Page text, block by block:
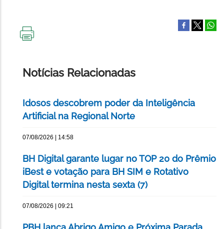
Notícias Relacionadas
Idosos descobrem poder da Inteligência
Artificial na Regional Norte
07/08/2026 | 14:58
BH Digital garante lugar no TOP 20 do Prêmio
iBest e votação para BH SIM e Rotativo
Digital termina nesta sexta (7)
07/08/2026 | 09:21